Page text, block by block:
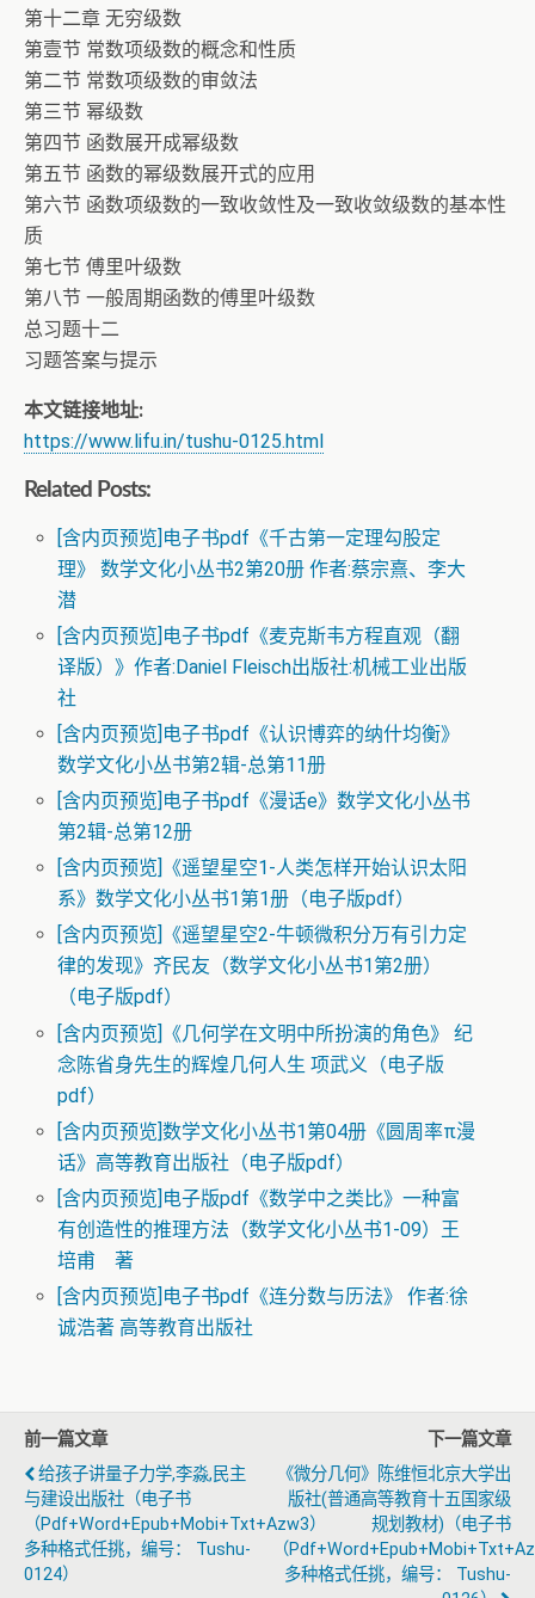
第十二章 无穷级数
第壹节 常数项级数的概念和性质
第二节 常数项级数的审敛法
第三节 幂级数
第四节 函数展开成幂级数
第五节 函数的幂级数展开式的应用
第六节 函数项级数的一致收敛性及一致收敛级数的基本性
质
第七节 傅里叶级数
第八节 一般周期函数的傅里叶级数
总习题十二
习题答案与提示
本文链接地址:
https://www.lifu.in/tushu-0125.html
Related Posts:
[含内页预览]电子书pdf《千古第一定理勾股定
理》 数学文化小丛书2第20册 作者:蔡宗熹、李大
潜
[含内页预览]电子书pdf《麦克斯韦方程直观（翻
译版）》作者:Daniel Fleisch出版社:机械工业出版
社
[含内页预览]电子书pdf《认识博弈的纳什均衡》
数学文化小丛书第2辑-总第11册
[含内页预览]电子书pdf《漫话e》数学文化小丛书
第2辑-总第12册
[含内页预览]《遥望星空1-人类怎样开始认识太阳
系》数学文化小丛书1第1册（电子版pdf）
[含内页预览]《遥望星空2-牛顿微积分万有引力定
律的发现》齐民友（数学文化小丛书1第2册）
（电子版pdf）
[含内页预览]《几何学在文明中所扮演的角色》 纪
念陈省身先生的辉煌几何人生 项武义（电子版
pdf）
[含内页预览]数学文化小丛书1第04册《圆周率π漫
话》高等教育出版社（电子版pdf）
[含内页预览]电子版pdf《数学中之类比》一种富
有创造性的推理方法（数学文化小丛书1-09）王
培甫 著
[含内页预览]电子书pdf《连分数与历法》 作者:徐
诚浩著 高等教育出版社
前一篇文章
给孩子讲量子力学,李淼,民主
与建设出版社（电子书
（pdf+word+epub+mobi+txt+azw3）
多种格式任挑，编号： Tushu-
0124）
下一篇文章
《微分几何》陈维恒北京大学出
版社(普通高等教育十五国家级
规划教材)（电子书
（
多种格式任挑，编号： Tushu-